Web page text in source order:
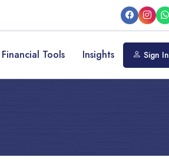
Financial Tools Insights Sign In